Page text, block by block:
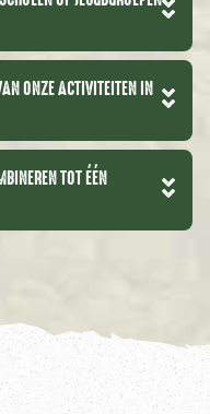
ONZE ACTIVITEITEN IN
TOT ÉÉN